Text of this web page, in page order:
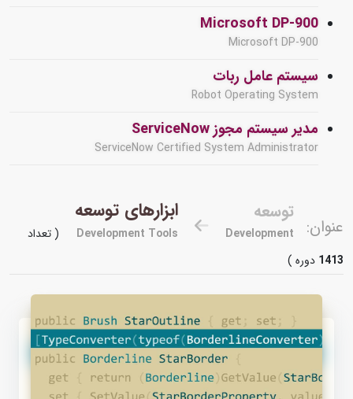
Microsoft DP-900
Microsoft DP-900
سیستم عامل ربات
Robot Operating System
مدیر سیستم مجوز ServiceNow
ServiceNow Certified System Administrator
عنوان:
توسعه
Development
ابزارهای توسعه
Development Tools
( تعداد
1413 دوره )